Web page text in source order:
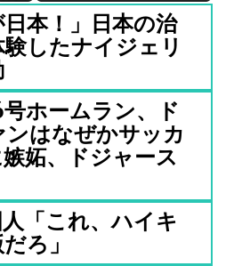
捕 ネ
房本！」日本の治
したナイジェリ
ホームラン、ド
はなぜかサッカ
妬、ドジャース
人「これ、ハイキ
ろ」